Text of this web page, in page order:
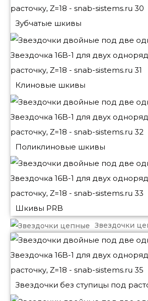
Зубчатые шкивы
Клиновые шкивы
Поликлиновые шкивы
Шкивы PRB
Звездочки
Звездочки без ступицы под